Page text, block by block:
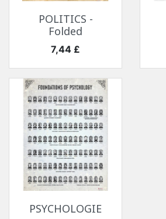
POLITICS -
Folded
Cena
7,44 £
PSYCHOLOGIE